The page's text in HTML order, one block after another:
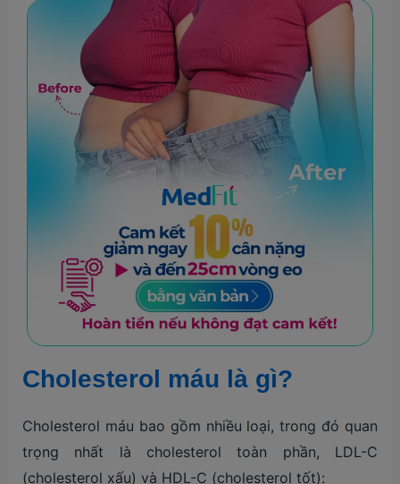
Cholesterol máu là gì?
Cholesterol máu bao gồm nhiều loại, trong đó quan
trọng nhất là cholesterol toàn phần, LDL-C
(cholesterol xấu) và HDL-C (cholesterol tốt):